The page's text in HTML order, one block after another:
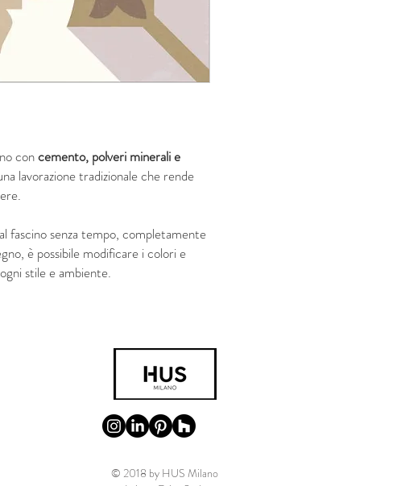
concemento, polveri minerali e
lavorazione tradizionale che rende
fascino senza tempo, completamente
è possibile modificare i colori e
stile e ambiente.
© 2018 by HUS Milano